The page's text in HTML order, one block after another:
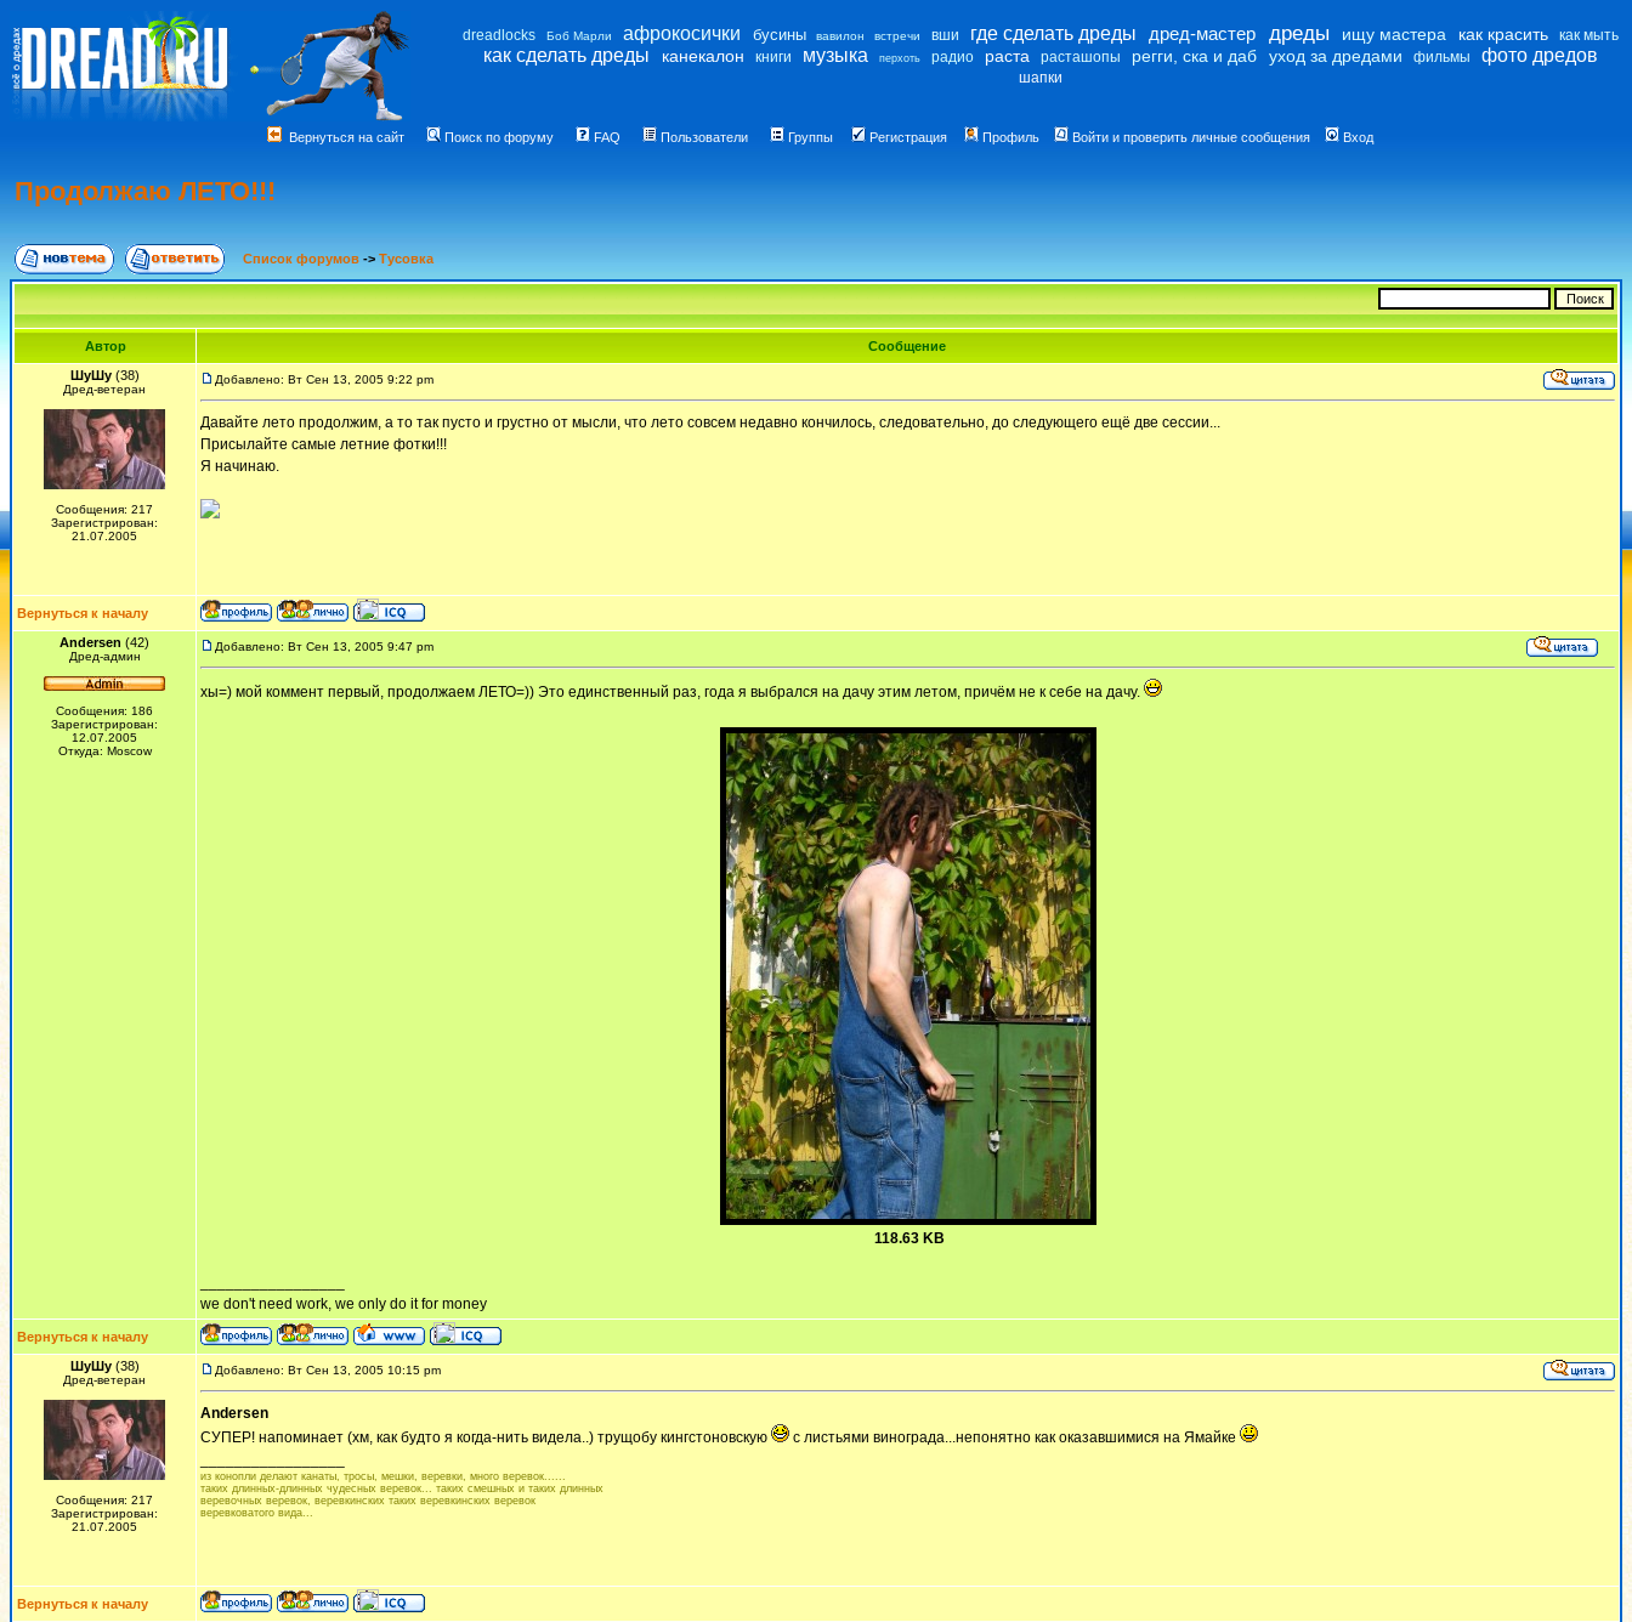
dreadlocks Боб Марли афрокосички бусины вавилон встречи вши где сделать дреды дред-мастер дреды ищу мастера как красить как мыть
как сделать дреды канекалон книги музыка перхоть радио раста расташопы регги, ска и даб уход за дредами фильмы фото дредов
шапки
Вернуться на сайт Поиск по форуму FAQ Пользователи Группы Регистрация Профиль Войти и проверить личные сообщения Вход
Продолжаю ЛЕТО!!!
Список форумов -> Тусовка
Автор
Сообщение
ШуШу(38)
Дред-ветеран
Сообщения: 217
Зарегистрирован:
21.07.2005
Добавлено: Вт Сен 13, 2005 9:22 pm
Давайте лето продолжим, а то так пусто и грустно от мысли, что лето совсем недавно кончилось, следовательно, до следующего ещё две сессии...
Присылайте самые летние фотки!!!
Я начинаю.
Вернуться к началу
Andersen (42)
Дред-админ
Сообщения: 186
Зарегистрирован:
12.07.2005
Откуда: Moscow
Добавлено: Вт Сен 13, 2005 9:47 pm
хы=) мой коммент первый, продолжаем ЛЕТО=)) Это единственный раз, года я выбрался на дачу этим летом, причём не к себе на дачу.
118.63 KB
we don't need work, we only do it for money
Вернуться к началу
ШуШу(38)
Дред-ветеран
Сообщения: 217
Зарегистрирован:
21.07.2005
Добавлено: Вт Сен 13, 2005 10:15 pm
Andersen
СУПЕР! напоминает (хм, как будто я когда-нить видела..) трущобу кингстоновскую
с листьями винограда...непонятно как оказавшимися на Ямайке
из конопли делают канаты, тросы, мешки, веревки, много веревок......
таких длинных-длинных чудесных веревок... таких смешных и таких длинных
веревочных веревок, веревкинских таких веревкинских веревок
веревковатого вида...
Вернуться к началу